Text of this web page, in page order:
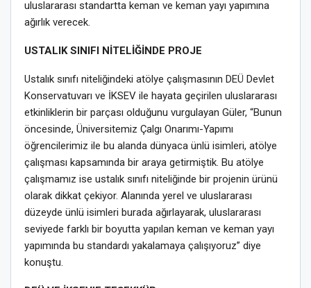
uluslararası standartta keman ve keman yayı yapımına
ağırlık verecek.
USTALIK SINIFI NİTELİĞİNDE PROJE
Ustalık sınıfı niteliğindeki atölye çalışmasının DEÜ Devlet
Konservatuvarı ve İKSEV ile hayata geçirilen uluslararası
etkinliklerin bir parçası olduğunu vurgulayan Güler, “Bunun
öncesinde, Üniversitemiz Çalgı Onarımı-Yapımı
öğrencilerimiz ile bu alanda dünyaca ünlü isimleri, atölye
çalışması kapsamında bir araya getirmiştik. Bu atölye
çalışmamız ise ustalık sınıfı niteliğinde bir projenin ürünü
olarak dikkat çekiyor. Alanında yerel ve uluslararası
düzeyde ünlü isimleri burada ağırlayarak, uluslararası
seviyede farklı bir boyutta yapılan keman ve keman yayı
yapımında bu standardı yakalamaya çalışıyoruz” diye
konuştu.